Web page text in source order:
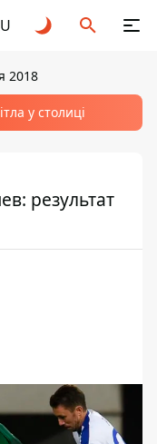
2018
у столиці
результат